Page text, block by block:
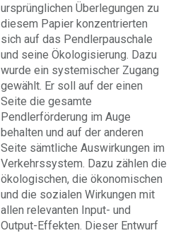
ursprünglichen Überlegungen zu
diesem Papier konzentrierten
sich auf das Pendlerpauschale
und seine Ökologisierung. Dazu
wurde ein systemischer Zugang
gewählt. Er soll auf der einen
Seite die gesamte
Pendlerförderung im Auge
behalten und auf der anderen
Seite sämtliche Auswirkungen im
Verkehrssystem. Dazu zählen die
ökologischen, die ökonomischen
und die sozialen Wirkungen mit
allen relevanten Input- und
Output-Effekten. Dieser Entwurf